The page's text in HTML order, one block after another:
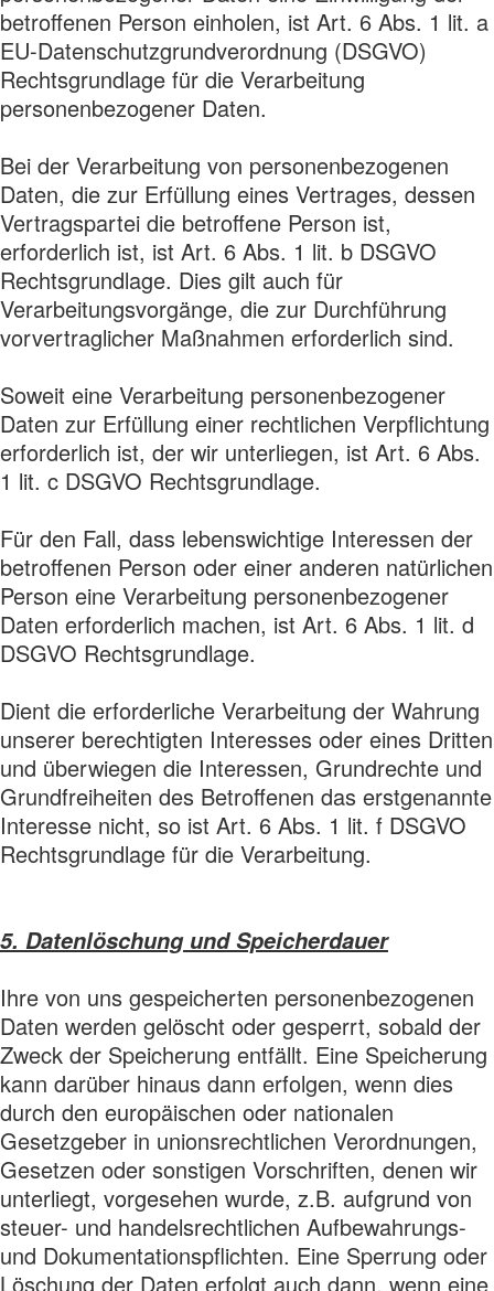
betroffenen Person einholen, ist Art. 6 Abs. 1 lit. a
EU-Datenschutzgrundverordnung (DSGVO)
Rechtsgrundlage für die Verarbeitung
personenbezogener Daten.
Bei der Verarbeitung von personenbezogenen
Daten, die zur Erfüllung eines Vertrages, dessen
Vertragspartei die betroffene Person ist,
erforderlich ist, ist Art. 6 Abs. 1 lit. b DSGVO
Rechtsgrundlage. Dies gilt auch für
Verarbeitungsvorgänge, die zur Durchführung
vorvertraglicher Maßnahmen erforderlich sind.
Soweit eine Verarbeitung personenbezogener
Daten zur Erfüllung einer rechtlichen Verpflichtung
erforderlich ist, der wir unterliegen, ist Art. 6 Abs.
1 lit. c DSGVO Rechtsgrundlage.
Für den Fall, dass lebenswichtige Interessen der
betroffenen Person oder einer anderen natürlichen
Person eine Verarbeitung personenbezogener
Daten erforderlich machen, ist Art. 6 Abs. 1 lit. d
DSGVO Rechtsgrundlage.
Dient die erforderliche Verarbeitung der Wahrung
unserer berechtigten Interesses oder eines Dritten
und überwiegen die Interessen, Grundrechte und
Grundfreiheiten des Betroffenen das erstgenannte
Interesse nicht, so ist Art. 6 Abs. 1 lit. f DSGVO
Rechtsgrundlage für die Verarbeitung.
5. Datenlöschung und Speicherdauer
Ihre von uns gespeicherten personenbezogenen
Daten werden gelöscht oder gesperrt, sobald der
Zweck der Speicherung entfällt. Eine Speicherung
kann darüber hinaus dann erfolgen, wenn dies
durch den europäischen oder nationalen
Gesetzgeber in unionsrechtlichen Verordnungen,
Gesetzen oder sonstigen Vorschriften, denen wir
unterliegt, vorgesehen wurde, z.B. aufgrund von
steuer- und handelsrechtlichen Aufbewahrungs-
und Dokumentationspflichten. Eine Sperrung oder
Löschung der Daten erfolgt auch dann, wenn eine